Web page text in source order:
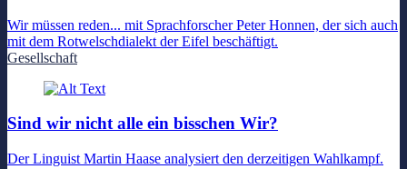
Wir müssen reden... mit Sprachforscher Peter Honnen, der sich auch
mit dem Rotwelschdialekt der Eifel beschäftigt.
Gesellschaft
Sind wir nicht alle ein bisschen Wir?
Der Linguist Martin Haase analysiert den derzeitigen Wahlkampf.